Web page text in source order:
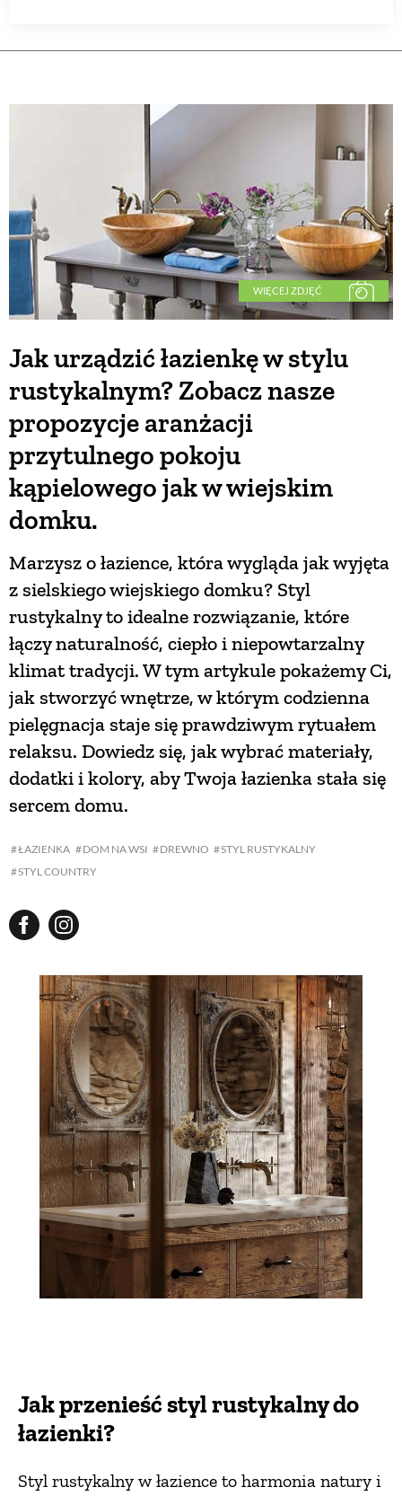
WIĘCEJ ZDJĘĆ
Jak urządzić łazienkę w stylu
rustykalnym? Zobacz nasze
propozycje aranżacji
przytulnego pokoju
kąpielowego jak w wiejskim
domku.
ŁAZIENKA DOM NA WSI DREWNO
STYL RUSTYKALNY
STYL COUNTRY
Marzysz o łazience, która wygląda jak wyjęta
z sielskiego wiejskiego domku? Styl
rustykalny to idealne rozwiązanie, które
łączy naturalność, ciepło i niepowtarzalny
klimat tradycji. W tym artykule pokażemy Ci,
jak stworzyć wnętrze, w którym codzienna
pielęgnacja staje się prawdziwym rytuałem
relaksu. Dowiedz się, jak wybrać materiały,
dodatki i kolory, aby Twoja łazienka stała się
sercem domu.
Jak przenieść styl rustykalny do
łazienki?
Styl rustykalny w łazience to harmonia natury i